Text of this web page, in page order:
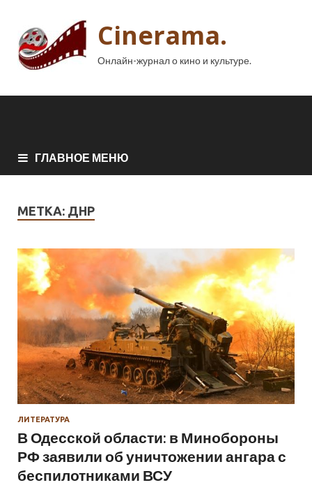
Cinerama.
Онлайн-журнал о кино и культуре.
ГЛАВНОЕ МЕНЮ
МЕТКА: ДНР
ЛИТЕРАТУРА
В Одесской области: в Минобороны
РФ заявили об уничтожении ангара с
беспилотниками ВСУ